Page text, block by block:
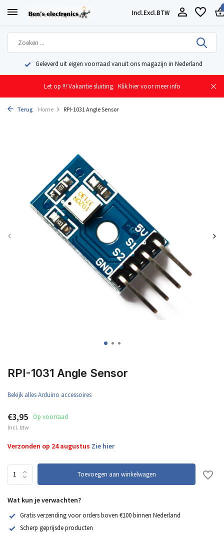
Incl.Excl.BTW
Geleverd uit eigen voorraad vanuit ons magazijn in Nederland
Let op !!! Vakantie sluiting. Klik hier voor meer info
Terug Home RPI-1031 Angle Sensor
RPI-1031 Angle Sensor
Bekijk alles Arduino accessoires
€3,95 Op voorraad
Incl. btw
Verzonden op 24 augustus Zie hier
Toevoegen aan winkelwagen
Wat kun je verwachten?
Gratis verzending voor orders boven €100 binnen Nederland
Scherp geprijsde producten